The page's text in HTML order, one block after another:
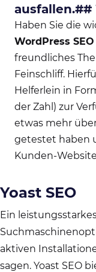
ausfallen.##
Haben Sie die
WordPress SEO
freundliches
Feinschliff.
Helferlein in
der Zahl) zur
etwas mehr
getestet haben
Kunden-
Yoast SEO
Ein
aktiven
sagen. Yoast SEO